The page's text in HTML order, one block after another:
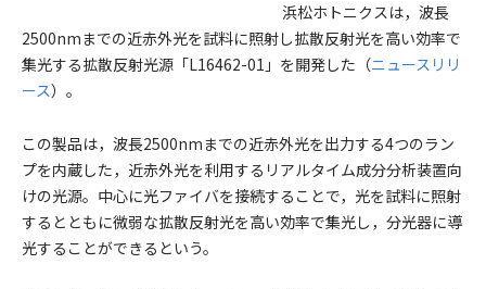
浜松ホトニクスは，波長
2500nmまでの近赤外光を試料に照射し拡散反射光を高い効率で
集光する拡散反射光源「L16462-01」を開発した（ニュースリリ
ース）。
この製品は，波長2500nmまでの近赤外光を出力する4つのラン
プを内蔵した，近赤外光を利用するリアルタイム成分分析装置向
けの光源。中心に光ファイバを接続することで，光を試料に照射
するとともに微弱な拡散反射光を高い効率で集光し，分光器に導
光することができるという。